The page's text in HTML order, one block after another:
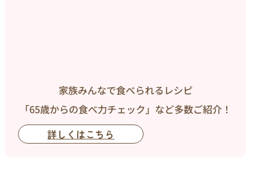
家族みんなで食べられるレシピ
「65歳からの食べ力チェック」など多数ご紹介！
詳しくはこちら